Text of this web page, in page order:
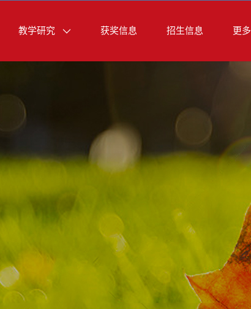
教学研究 获奖信息 招生信息 更多